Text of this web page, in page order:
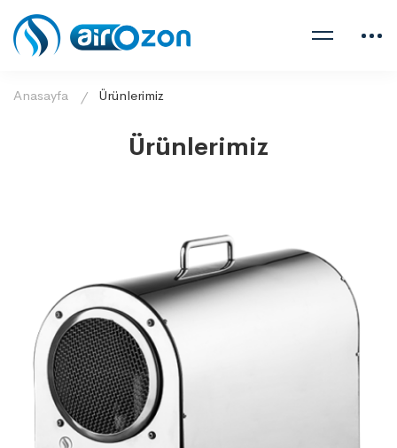
Ürünlerimiz
Anasayfa Ürünlerimiz